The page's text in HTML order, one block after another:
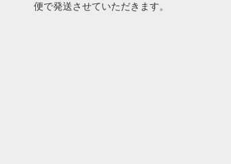
便で発送させていただきます。